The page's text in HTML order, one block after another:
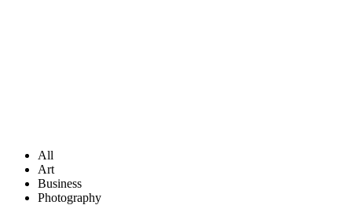
All
Art
Business
Photography